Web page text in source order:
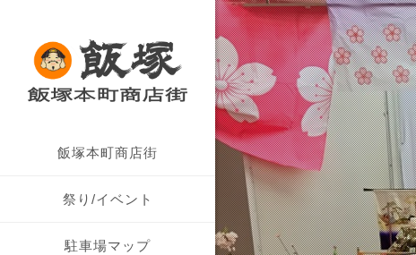
飯塚本町商店街 飯塚本町商店街について
商店街概要
祭り/イベント
駐車場マップ